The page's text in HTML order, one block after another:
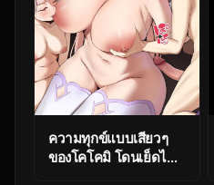
ความทุกข์แบบเสียวๆ
ของโคโคมิ โดนเย็ดไม่